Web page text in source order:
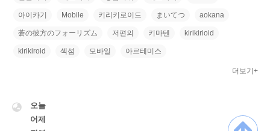
아이카기 Mobile 키리키로이드 まいてつ aokana
蒼の彼方のフォーリズム 저편의 키마텐 kirikirioid
kirikiroid 섹섬 모바일 아르테미스
더보기+
VISITOR
오늘
어제